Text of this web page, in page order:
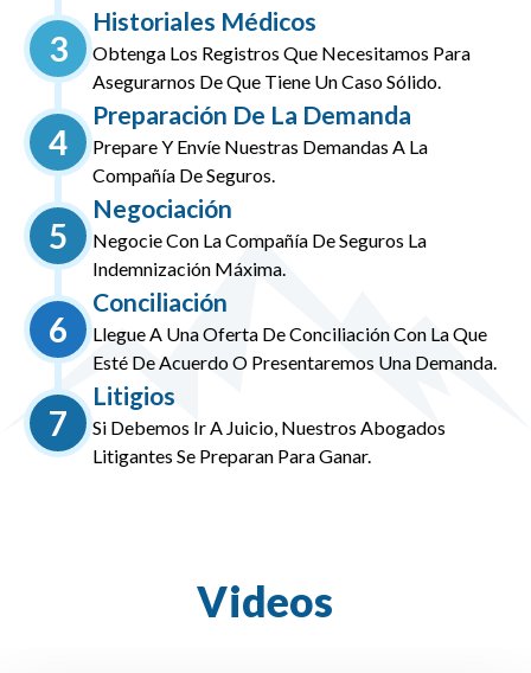
3
Historiales Médicos
Obtenga Los Registros Que Necesitamos Para
Asegurarnos De Que Tiene Un Caso Sólido.
4
Preparación De La Demanda
Prepare Y Envíe Nuestras Demandas A La
Compañía De Seguros.
5
Negociación
Negocie Con La Compañía De Seguros La
Indemnización Máxima.
6
Conciliación
Llegue A Una Oferta De Conciliación Con La Que
Esté De Acuerdo O Presentaremos Una Demanda.
7
Litigios
Si Debemos Ir A Juicio, Nuestros Abogados
Litigantes Se Preparan Para Ganar.
Videos